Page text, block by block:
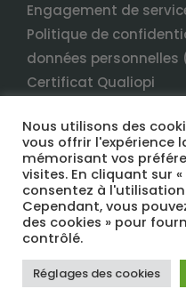
Engagement de
Politique de
données personnelles
Certificat Qualiopi
COPYRIGHT 2022 TERRANEO
Nous utilisons des
vous offrir l'expérience
mémorisant vos
visites. En cliquant sur
consentez à l'utilisation
Cependant, vous
des cookies » pour
contrôlé.
Réglages des cookies